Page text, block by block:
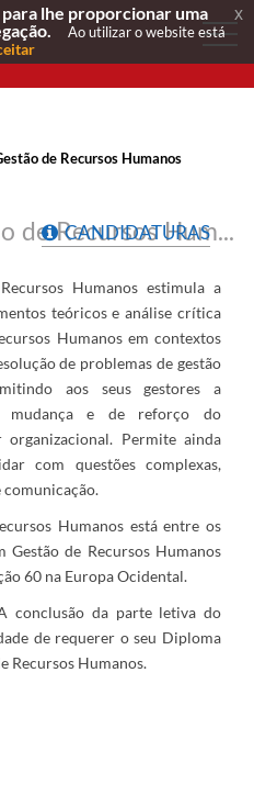
de Recursos Humanos
Mestrado em Gestão de Recursos Humanos
CANDIDATURAS
Humanos estimula a
teóricos e análise crítica
Humanos em contextos
de problemas de gestão
aos seus gestores a
mudança e de reforço do
Permite ainda
com questões complexas,
comunicação.​
Humanos está entre os
Gestão de Recursos Humanos
60 na Europa Ocidental.
conclusão da parte letiva do
de requerer o seu Diploma
Recursos Humanos.
lhe proporcionar uma
Ao utilizar o website está
x